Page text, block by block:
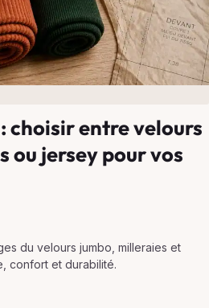
choisir entre velours
ou jersey pour vos
du velours jumbo, milleraies et
confort et durabilité.